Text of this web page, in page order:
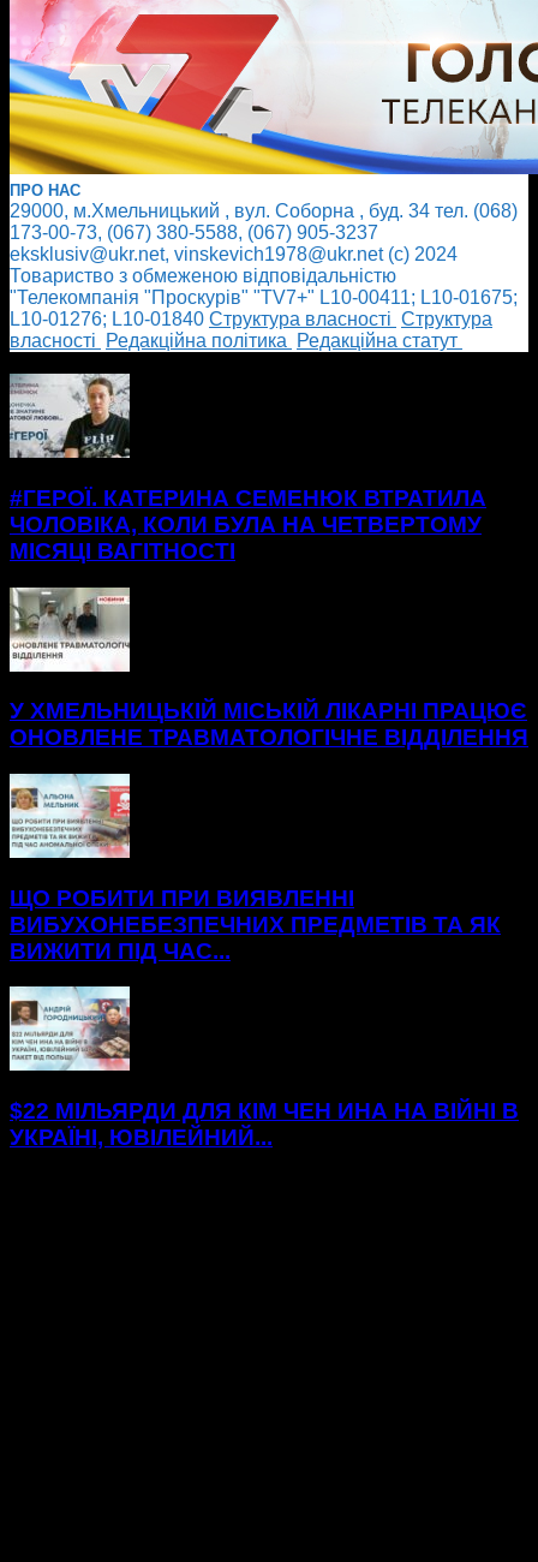
ПРО НАС
29000, м.Хмельницький , вул. Соборна , буд. 34 тел. (068)
173-00-73, (067) 380-5588, (067) 905-3237
eksklusiv@ukr.net, vinskevich1978@ukr.net (с) 2024
Товариство з обмеженою відповідальністю
"Телекомпанія "Проскурів" "TV7+" L10-00411; L10-01675;
L10-01276; L10-01840 Cтруктура власності Cтруктура
власності
Редакційна політика
Редакційна статут
#ГЕРОЇ. КАТЕРИНА СЕМЕНЮК ВТРАТИЛА
ЧОЛОВІКА, КОЛИ БУЛА НА ЧЕТВЕРТОМУ
МІСЯЦІ ВАГІТНОСТІ
У ХМЕЛЬНИЦЬКІЙ МІСЬКІЙ ЛІКАРНІ ПРАЦЮЄ
ОНОВЛЕНЕ ТРАВМАТОЛОГІЧНЕ ВІДДІЛЕННЯ
ЩО РОБИТИ ПРИ ВИЯВЛЕННІ
ВИБУХОНЕБЕЗПЕЧНИХ ПРЕДМЕТІВ ТА ЯК
ВИЖИТИ ПІД ЧАС...
$22 МІЛЬЯРДИ ДЛЯ КІМ ЧЕН ИНА НА ВІЙНІ В
УКРАЇНІ, ЮВІЛЕЙНИЙ...